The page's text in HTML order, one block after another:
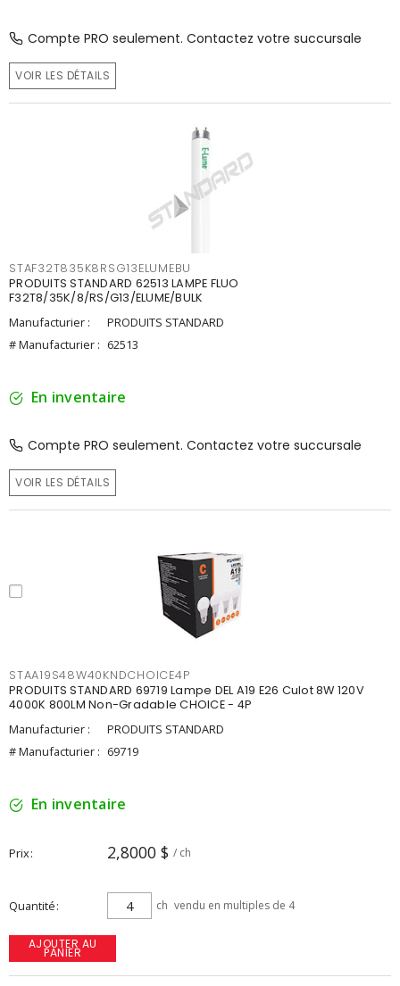
Compte PRO seulement. Contactez votre succursale
VOIR LES DÉTAILS
STAF32T835K8RSG13ELUMEBU
PRODUITS STANDARD 62513 LAMPE FLUO
F32T8/35K/8/RS/G13/ELUME/BULK
Manufacturier :
PRODUITS STANDARD
# Manufacturier : 62513
En inventaire
Compte PRO seulement. Contactez votre succursale
VOIR LES DÉTAILS
STAA19S48W40KNDCHOICE4P
PRODUITS STANDARD 69719 Lampe DEL A19 E26 Culot 8W 120V
4000K 800LM Non-Gradable CHOICE - 4P
Manufacturier :
PRODUITS STANDARD
# Manufacturier : 69719
En inventaire
Prix 2,8000 $ / ch
Quantité ch vendu en multiples de 4
AJOUTER AU
PANIER